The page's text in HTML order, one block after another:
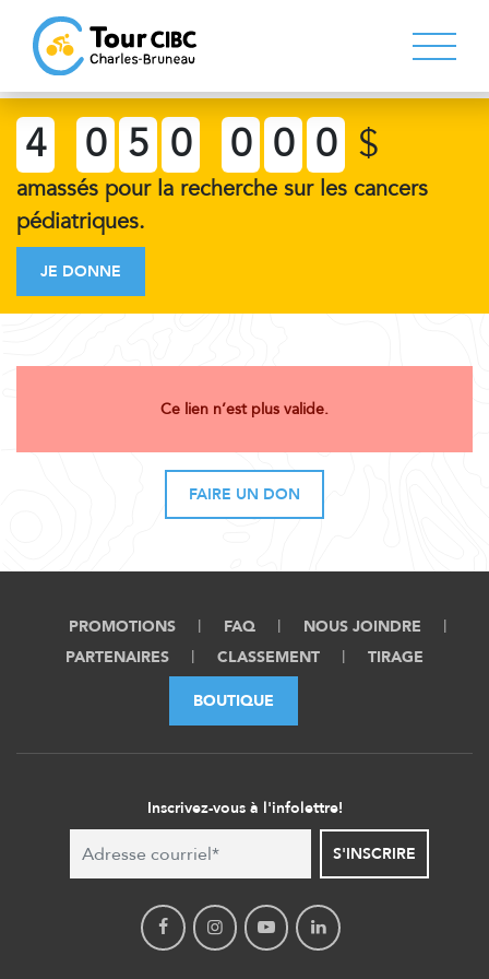
4 0 5 0 0 0 0 $
amassés pour la recherche sur les cancers
pédiatriques.
JE DONNE
Ce lien n’est plus valide.
FAIRE UN DON
PROMOTIONS FAQ
NOUS JOINDRE
PARTENAIRES
CLASSEMENT TIRAGE
BOUTIQUE
Inscrivez-vous à l'infolettre!
S'INSCRIRE